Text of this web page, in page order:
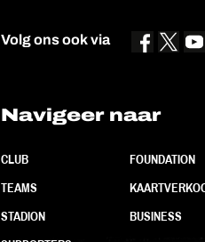
Volg ons ook via
Navigeer naar
CLUB
TEAMS
STADION
FOUNDATION
BUSINESS